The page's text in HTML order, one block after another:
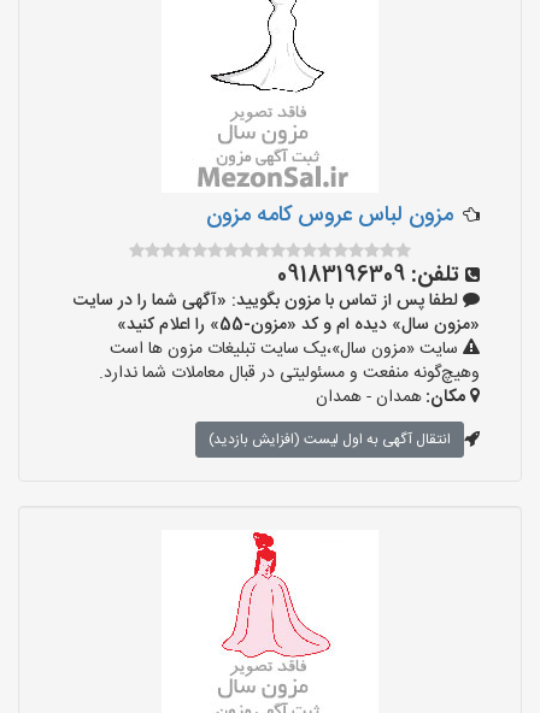
مزون لباس عروس کامه مزون
تلفن: 09183196309
لطفا پس از تماس با مزون بگویید: «آگهی شما را در سایت
«مزون سال» دیده ام و کد «مزون-55» را اعلام کنید»
سایت «مزون سال»،یک سایت تبلیغات مزون ها است
وهیچ‌گونه منفعت و مسئولیتی در قبال معاملات شما ندارد.
مکان:همدان - همدان
انتقال آگهی به اول لیست (افزایش بازدید)